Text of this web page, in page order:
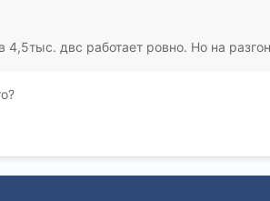
двс работает ровно. Но на